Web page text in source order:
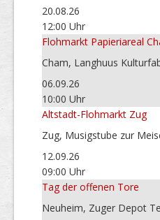
20.08.26
12:00 Uhr
Flohmarkt Papieriareal
Cham, Langhuus
06.09.26
10:00 Uhr
Altstadt-Flohmarkt Zug
Zug, Musigstube zur
12.09.26
09:00 Uhr
Tag der offenen Tore
Neuheim, Zuger Depot